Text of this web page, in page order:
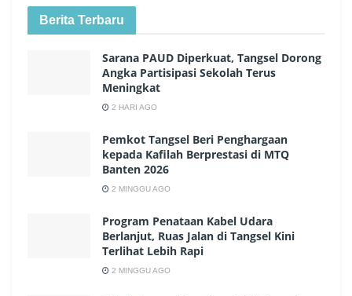
Berita Terbaru
Sarana PAUD Diperkuat, Tangsel Dorong
Angka Partisipasi Sekolah Terus
Meningkat
2 HARI AGO
Pemkot Tangsel Beri Penghargaan
kepada Kafilah Berprestasi di MTQ
Banten 2026
2 MINGGU AGO
Program Penataan Kabel Udara
Berlanjut, Ruas Jalan di Tangsel Kini
Terlihat Lebih Rapi
2 MINGGU AGO